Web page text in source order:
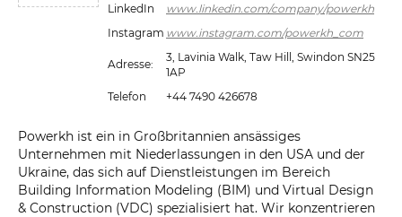
LinkedIn
www.linkedin.com/company/powerkh
Instagram www.instagram.com/powerkh_com
Adresse:
3, Lavinia Walk, Taw Hill, Swindon SN25
1AP
Telefon
+44 7490 426678
Powerkh ist ein in Großbritannien ansässiges
Unternehmen mit Niederlassungen in den USA und der
Ukraine, das sich auf Dienstleistungen im Bereich
Building Information Modeling (BIM) und Virtual Design
& Construction (VDC) spezialisiert hat. Wir konzentrieren